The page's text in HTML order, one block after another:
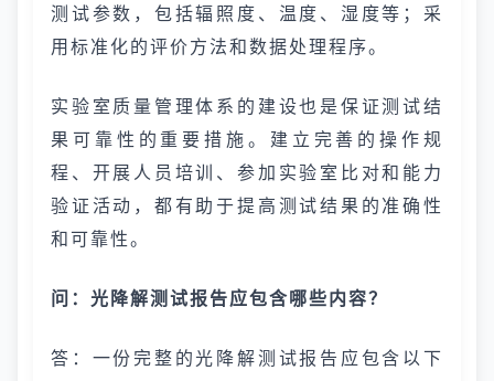
测试参数，包括辐照度、温度、湿度等；采
用标准化的评价方法和数据处理程序。
实验室质量管理体系的建设也是保证测试结
果可靠性的重要措施。建立完善的操作规
程、开展人员培训、参加实验室比对和能力
验证活动，都有助于提高测试结果的准确性
和可靠性。
问：光降解测试报告应包含哪些内容？
答：一份完整的光降解测试报告应包含以下